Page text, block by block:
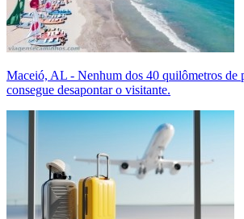
Maceió, AL - Nenhum dos 40 quilômetros de
consegue desapontar o visitante.